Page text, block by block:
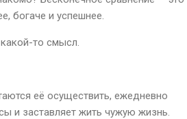
богаче и успешнее.
то смысл.
её осуществить, ежедневно
и заставляет жить чужую жизнь.